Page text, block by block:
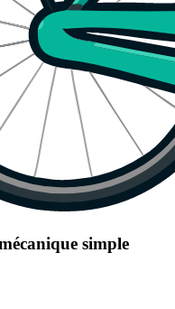
simple